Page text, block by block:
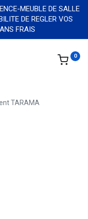
MEUBLE DE SALLE
DE REGLER VOS
FRAIS
0
TARAMA